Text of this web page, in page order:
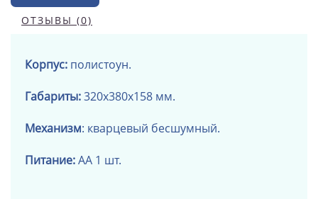
ОТЗЫВЫ (0)
Корпус: полистоун.
Габариты:320х380х158 мм.
Механизм: кварцевый бесшумный.
Питание:АА 1 шт.